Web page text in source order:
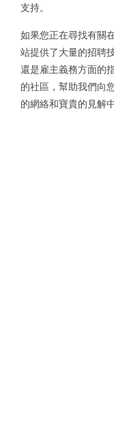
支持。
如果您正在尋找有關
站提供了大量的招聘
還是雇主義務方面的
的社區，幫助我們向
的網絡和寶貴的見解